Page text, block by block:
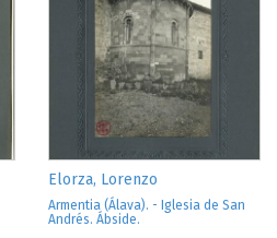
Elorza, Lorenzo
Armentia (Álava). - Iglesia de San
Andrés. Ábside.